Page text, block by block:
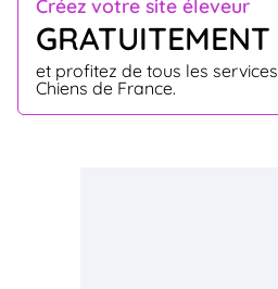
Créez votre site éleveur
GRATUITEMENT
et profitez de tous les services
Chiens de France.